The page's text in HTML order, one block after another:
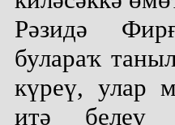
Рәзидә
булараҡ
күреү, улар
итә белеү